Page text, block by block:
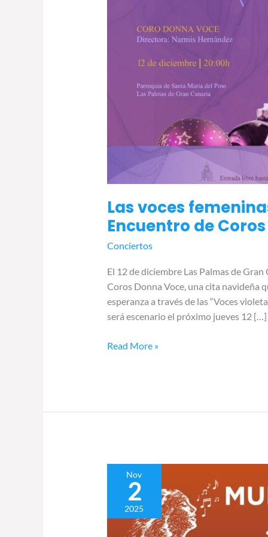
Las voces
Encuentro de
Conciertos
El 12 de diciembre Las Palmas de
Coros Donna Voce, una cita navideña
esperanza a través de las “Voces
será escenario el próximo jueves 12 […]
Read More »
Nov
2
2025
Muestra
Santa
Cecilia